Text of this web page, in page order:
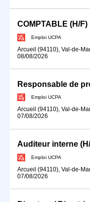
COMPTABLE (H/F)
Emploi UCPA
Arcueil (94110), Val-de-
08/08/2026
Responsable de
Emploi UCPA
Arcueil (94110), Val-de-
07/08/2026
Auditeur interne
Emploi UCPA
Arcueil (94110), Val-de-
07/08/2026